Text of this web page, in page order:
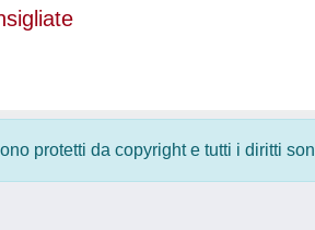
protetti da copyright e tutti i diritti